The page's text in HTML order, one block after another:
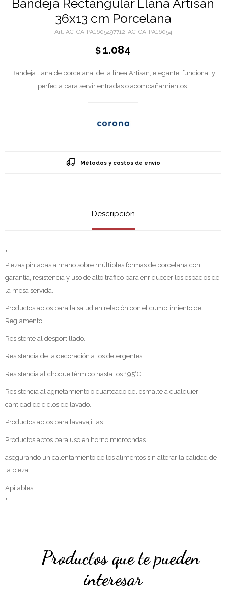
Bandeja Rectangular Llana Artisan
36x13 cm Porcelana
AC-CA-PA1605497712-AC-CA-PA16054
$1.084
Bandeja llana de porcelana, de la línea Artisan, elegante, funcional y
perfecta para servir entradas o acompañamientos.
Métodos y costos de envío
Descripción
"
Piezas pintadas a mano sobre múltiples formas de porcelana con
garantía, resistencia y uso de alto tráfico para enriquecer los espacios de
la mesa servida.
Productos aptos para la salud en relación con el cumplimiento del
Reglamento
Resistente al desportillado.
Resistencia de la decoración a los detergentes.
Resistencia al choque térmico hasta los 195°C.
Resistencia al agrietamiento o cuarteado del esmalte a cualquier
cantidad de ciclos de lavado.
Productos aptos para lavavajillas.
Productos aptos para uso en horno microondas
asegurando un calentamiento de los alimentos sin alterar la calidad de
la pieza.
Apilables.
"
Productos que te pueden
interesar